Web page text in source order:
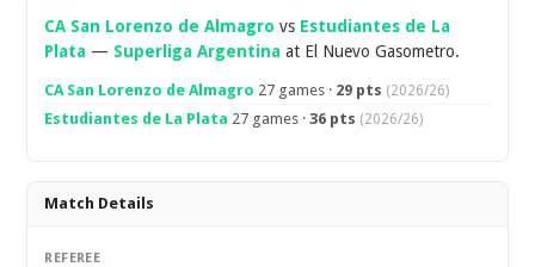
CA San Lorenzo de Almagro vs Estudiantes de La
Plata — Superliga Argentina at El Nuevo Gasometro.
CA San Lorenzo de Almagro 27 games · 29 pts (2026/26)
Estudiantes de La Plata 27 games ·36 pts (2026/26)
Match Details
REFEREE